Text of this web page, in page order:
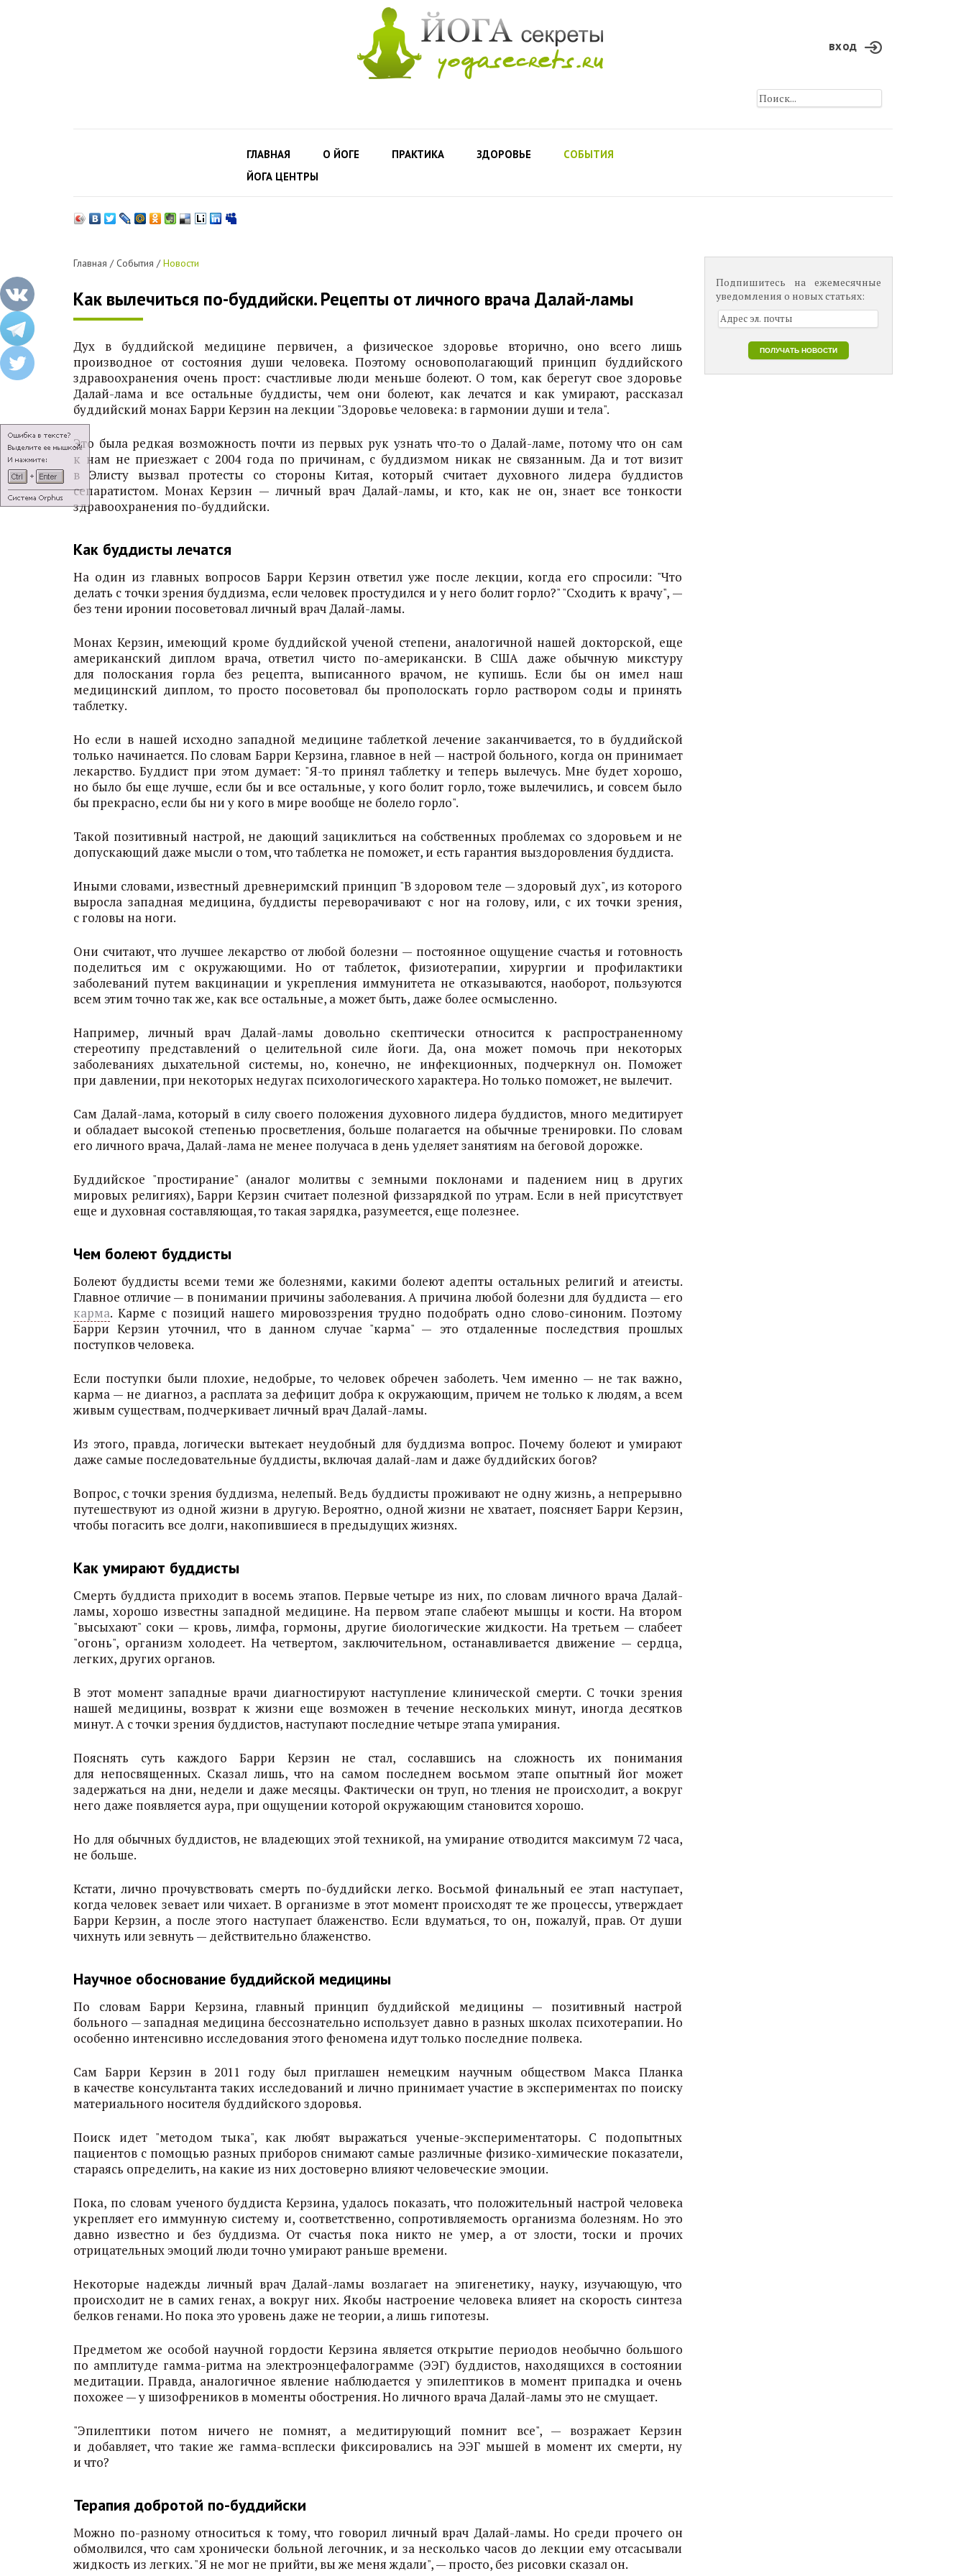
вход
ГЛАВНАЯ О ЙОГЕ ПРАКТИКА ЗДОРОВЬЕ
СОБЫТИЯ
ЙОГА ЦЕНТРЫ
Главная /События /Новости
Как вылечиться по-буддийски. Рецепты от личного врача Далай-ламы
Дух в буддийской медицине первичен, а физическое здоровье вторично, оно всего лишь
производное от состояния души человека. Поэтому основополагающий принцип буддийского
здравоохранения очень прост: счастливые люди меньше болеют. О том, как берегут свое здоровье
Далай-лама и все остальные буддисты, чем они болеют, как лечатся и как умирают, рассказал
буддийский монах Барри Керзин на лекции "Здоровье человека: в гармонии души и тела".
Это была редкая возможность почти из первых рук узнать что-то о Далай-ламе, потому что он сам
к нам не приезжает c 2004 года по причинам, с буддизмом никак не связанным. Да и тот визит
в Элисту вызвал протесты со стороны Китая, который считает духовного лидера буддистов
сепаратистом. Монах Керзин — личный врач Далай-ламы, и кто, как не он, знает все тонкости
здравоохранения по-буддийски.
Как буддисты лечатся
На один из главных вопросов Барри Керзин ответил уже после лекции, когда его спросили: "Что
делать с точки зрения буддизма, если человек простудился и у него болит горло?" "Сходить к врачу", —
без тени иронии посоветовал личный врач Далай-ламы.
Монах Керзин, имеющий кроме буддийской ученой степени, аналогичной нашей докторской, еще
американский диплом врача, ответил чисто по-американски. В США даже обычную микстуру
для полоскания горла без рецепта, выписанного врачом, не купишь. Если бы он имел наш
медицинский диплом, то просто посоветовал бы прополоскать горло раствором соды и принять
таблетку.
Но если в нашей исходно западной медицине таблеткой лечение заканчивается, то в буддийской
только начинается. По словам Барри Керзина, главное в ней — настрой больного, когда он принимает
лекарство. Буддист при этом думает: "Я-то принял таблетку и теперь вылечусь. Мне будет хорошо,
но было бы еще лучше, если бы и все остальные, у кого болит горло, тоже вылечились, и совсем было
бы прекрасно, если бы ни у кого в мире вообще не болело горло".
Такой позитивный настрой, не дающий зациклиться на собственных проблемах со здоровьем и не
допускающий даже мысли о том, что таблетка не поможет, и есть гарантия выздоровления буддиста.
Иными словами, известный древнеримский принцип "В здоровом теле — здоровый дух", из которого
выросла западная медицина, буддисты переворачивают с ног на голову, или, с их точки зрения,
с головы на ноги.
Они считают, что лучшее лекарство от любой болезни — постоянное ощущение счастья и готовность
поделиться им с окружающими. Но от таблеток, физиотерапии, хирургии и профилактики
заболеваний путем вакцинации и укрепления иммунитета не отказываются, наоборот, пользуются
всем этим точно так же, как все остальные, а может быть, даже более осмысленно.
Например, личный врач Далай-ламы довольно скептически относится к распространенному
стереотипу представлений о целительной силе йоги. Да, она может помочь при некоторых
заболеваниях дыхательной системы, но, конечно, не инфекционных, подчеркнул он. Поможет
при давлении, при некоторых недугах психологического характера. Но только поможет, не вылечит.
Сам Далай-лама, который в силу своего положения духовного лидера буддистов, много медитирует
и обладает высокой степенью просветления, больше полагается на обычные тренировки. По словам
его личного врача, Далай-лама не менее получаса в день уделяет занятиям на беговой дорожке.
Буддийское "простирание" (аналог молитвы с земными поклонами и падением ниц в других
мировых религиях), Барри Керзин считает полезной физзарядкой по утрам. Если в ней присутствует
еще и духовная составляющая, то такая зарядка, разумеется, еще полезнее.
Чем болеют буддисты
Болеют буддисты всеми теми же болезнями, какими болеют адепты остальных религий и атеисты.
Главное отличие — в понимании причины заболевания. А причина любой болезни для буддиста — его
карма. Карме с позиций нашего мировоззрения трудно подобрать одно слово-синоним. Поэтому
Барри Керзин уточнил, что в данном случае "карма" — это отдаленные последствия прошлых
поступков человека.
Если поступки были плохие, недобрые, то человек обречен заболеть. Чем именно — не так важно,
карма — не диагноз, а расплата за дефицит добра к окружающим, причем не только к людям, а всем
живым существам, подчеркивает личный врач Далай-ламы.
Из этого, правда, логически вытекает неудобный для буддизма вопрос. Почему болеют и умирают
даже самые последовательные буддисты, включая далай-лам и даже буддийских богов?
Вопрос, с точки зрения буддизма, нелепый. Ведь буддисты проживают не одну жизнь, а непрерывно
путешествуют из одной жизни в другую. Вероятно, одной жизни не хватает, поясняет Барри Керзин,
чтобы погасить все долги, накопившиеся в предыдущих жизнях.
Как умирают буддисты
Смерть буддиста приходит в восемь этапов. Первые четыре из них, по словам личного врача Далай-
ламы, хорошо известны западной медицине. На первом этапе слабеют мышцы и кости. На втором
"высыхают" соки — кровь, лимфа, гормоны, другие биологические жидкости. На третьем — слабеет
"огонь", организм холодеет. На четвертом, заключительном, останавливается движение — сердца,
легких, других органов.
В этот момент западные врачи диагностируют наступление клинической смерти. С точки зрения
нашей медицины, возврат к жизни еще возможен в течение нескольких минут, иногда десятков
минут. А с точки зрения буддистов, наступают последние четыре этапа умирания.
Пояснять суть каждого Барри Керзин не стал, сославшись на сложность их понимания
для непосвященных. Сказал лишь, что на самом последнем восьмом этапе опытный йог может
задержаться на дни, недели и даже месяцы. Фактически он труп, но тления не происходит, а вокруг
него даже появляется аура, при ощущении которой окружающим становится хорошо.
Но для обычных буддистов, не владеющих этой техникой, на умирание отводится максимум 72 часа,
не больше.
Кстати, лично прочувствовать смерть по-буддийски легко. Восьмой финальный ее этап наступает,
когда человек зевает или чихает. В организме в этот момент происходят те же процессы, утверждает
Барри Керзин, а после этого наступает блаженство. Если вдуматься, то он, пожалуй, прав. От души
чихнуть или зевнуть — действительно блаженство.
Научное обоснование буддийской медицины
По словам Барри Керзина, главный принцип буддийской медицины — позитивный настрой
больного — западная медицина бессознательно использует давно в разных школах психотерапии. Но
особенно интенсивно исследования этого феномена идут только последние полвека.
Сам Барри Керзин в 2011 году был приглашен немецким научным обществом Макса Планка
в качестве консультанта таких исследований и лично принимает участие в экспериментах по поиску
материального носителя буддийского здоровья.
Поиск идет "методом тыка", как любят выражаться ученые-экспериментаторы. С подопытных
пациентов с помощью разных приборов снимают самые различные физико-химические показатели,
стараясь определить, на какие из них достоверно влияют человеческие эмоции.
Пока, по словам ученого буддиста Керзина, удалось показать, что положительный настрой человека
укрепляет его иммунную систему и, соответственно, сопротивляемость организма болезням. Но это
давно известно и без буддизма. От счастья пока никто не умер, а от злости, тоски и прочих
отрицательных эмоций люди точно умирают раньше времени.
Некоторые надежды личный врач Далай-ламы возлагает на эпигенетику, науку, изучающую, что
происходит не в самих генах, а вокруг них. Якобы настроение человека влияет на скорость синтеза
белков генами. Но пока это уровень даже не теории, а лишь гипотезы.
Предметом же особой научной гордости Керзина является открытие периодов необычно большого
по амплитуде гамма-ритма на электроэнцефалограмме (ЭЭГ) буддистов, находящихся в состоянии
медитации. Правда, аналогичное явление наблюдается у эпилептиков в момент припадка и очень
похожее — у шизофреников в моменты обострения. Но личного врача Далай-ламы это не смущает.
"Эпилептики потом ничего не помнят, а медитирующий помнит все", — возражает Керзин
и добавляет, что такие же гамма-всплески фиксировались на ЭЭГ мышей в момент их смерти, ну
и что?
Терапия добротой по-буддийски
Можно по-разному относиться к тому, что говорил личный врач Далай-ламы. Но среди прочего он
обмолвился, что сам хронически больной легочник, и за несколько часов до лекции ему отсасывали
жидкость из легких. "Я не мог не прийти, вы же меня ждали", — просто, без рисовки сказал он.
Подпишитесь на ежемесячные
уведомления о новых статьях: